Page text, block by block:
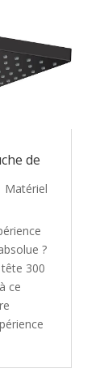
de
Matériel
?
300
ce